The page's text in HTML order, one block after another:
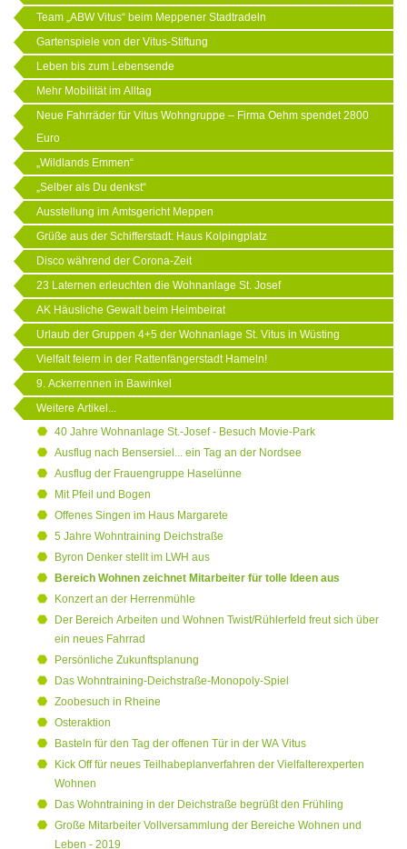
Team „ABW Vitus“ beim Meppener Stadtradeln
Gartenspiele von der Vitus-Stiftung
Leben bis zum Lebensende
Mehr Mobilität im Alltag
Neue Fahrräder für Vitus Wohngruppe – Firma Oehm spendet 2800
Euro
„Wildlands Emmen“
„Selber als Du denkst“
Ausstellung im Amtsgericht Meppen
Grüße aus der Schifferstadt: Haus Kolpingplatz
Disco während der Corona-Zeit
23 Laternen erleuchten die Wohnanlage St. Josef
AK Häusliche Gewalt beim Heimbeirat
Urlaub der Gruppen 4+5 der Wohnanlage St. Vitus in Wüsting
Vielfalt feiern in der Rattenfängerstadt Hameln!
9. Ackerrennen in Bawinkel
Weitere Artikel...
40 Jahre Wohnanlage St.-Josef - Besuch Movie-Park
Ausflug nach Bensersiel... ein Tag an der Nordsee
Ausflug der Frauengruppe Haselünne
Mit Pfeil und Bogen
Offenes Singen im Haus Margarete
5 Jahre Wohntraining Deichstraße
Byron Denker stellt im LWH aus
Bereich Wohnen zeichnet Mitarbeiter für tolle Ideen aus
Konzert an der Herrenmühle
Der Bereich Arbeiten und Wohnen Twist/Rühlerfeld freut sich über
ein neues Fahrrad
Persönliche Zukunftsplanung
Das Wohntraining-Deichstraße-Monopoly-Spiel
Zoobesuch in Rheine
Osteraktion
Basteln für den Tag der offenen Tür in der WA Vitus
Kick Off für neues Teilhabeplanverfahren der Vielfalterexperten
Wohnen
Das Wohntraining in der Deichstraße begrüßt den Frühling
Große Mitarbeiter Vollversammlung der Bereiche Wohnen und
Leben - 2019